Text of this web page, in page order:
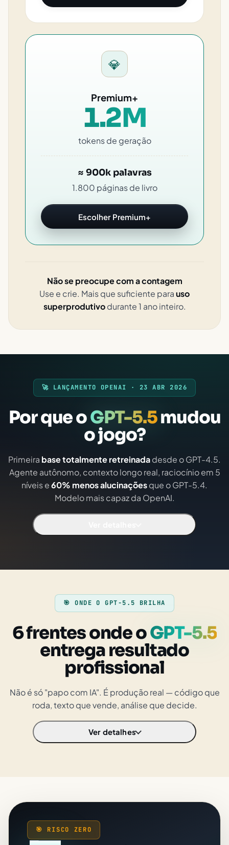
💎
Premium+
1.2M
tokens de geração
≈ 900k palavras
1.800 páginas de livro
Escolher Premium+
Não se preocupe com a contagem
Use e crie. Mais que suficiente parauso
superprodutivodurante 1 ano inteiro.
🚀 LANÇAMENTO OPENAI · 23 ABR 2026
Por que oGPT-5.5mudou
o jogo?
Primeira base totalmente retreinadadesde o GPT-4.5.
Agente autônomo, contexto longo real, raciocínio em 5
níveis e60% menos alucinaçõesque o GPT-5.4.
Modelo mais capaz da OpenAI.
🎯 ONDE O GPT-5.5 BRILHA
6 frentes onde oGPT-5.5
entrega resultado
profissional
Não é só "papo com IA". É produção real — código que
roda, texto que vende, análise que decide.
Ver detalhes
🎯 RISCO ZERO